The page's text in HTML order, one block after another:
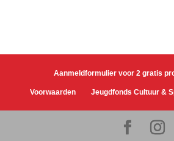
Aanmeldformulier voor 2 gratis
Voorwaarden Jeugdfonds Cultuur &